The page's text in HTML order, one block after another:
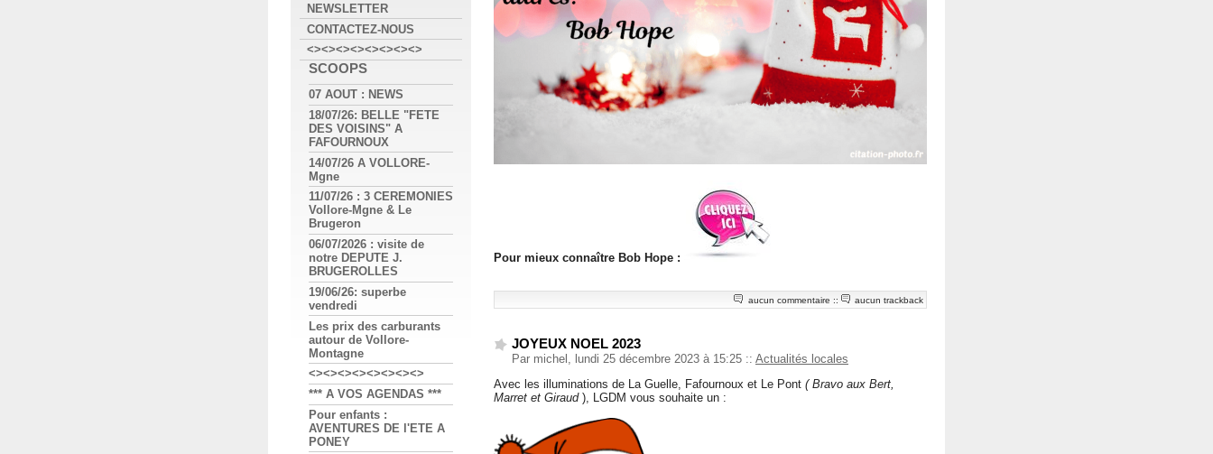
Pour mieux connaître Bob Hope :
aucun commentaire :: aucun trackback
JOYEUX NOEL 2023
Par michel, lundi 25 décembre 2023 à 15:25 :: Actualités locales
Avec les illuminations de La Guelle, Fafournoux et Le Pont ( Bravo aux Bert,
Marret et Giraud), LGDM vous souhaite un :
NEWSLETTER
CONTACTEZ-NOUS
<><><><><><><><>
SCOOPS
07 AOUT : NEWS
18/07/26: BELLE "FETE
DES VOISINS" A
FAFOURNOUX
14/07/26 A VOLLORE-
Mgne
11/07/26 : 3 CEREMONIES
Vollore-Mgne & Le
Brugeron
06/07/2026 : visite de
notre DEPUTE J.
BRUGEROLLES
19/06/26: superbe
vendredi
Les prix des carburants
autour de Vollore-
Montagne
<><><><><><><><>
*** A VOS AGENDAS ***
Pour enfants :
AVENTURES DE l'ETE A
PONEY